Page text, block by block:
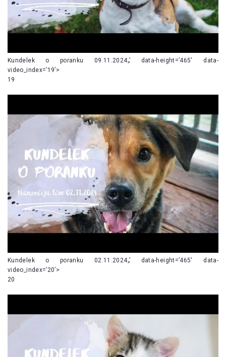
Kundelek o poranku 09.11.2024„’ data-height=’465′ data-
video_index=’19’>
19
Kundelek o poranku 02.11.2024„’ data-height=’465′ data-
video_index=’20’>
20